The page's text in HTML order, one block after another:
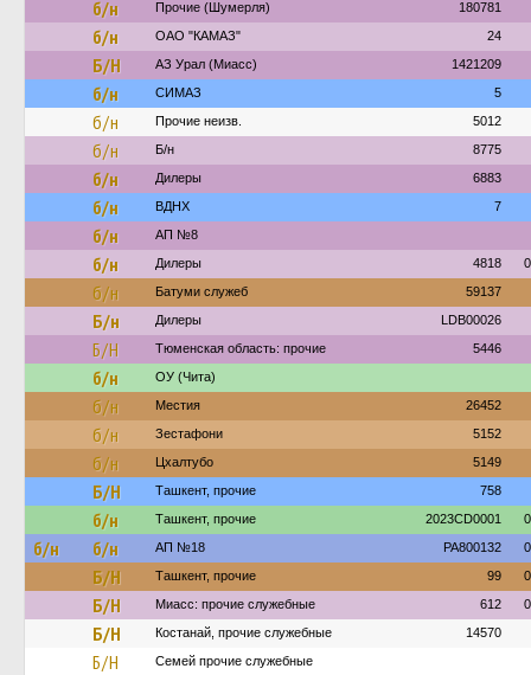
б/н Прочие (Шумерля) 180781
б/н ОАО "КАМАЗ" 24
Б/Н АЗ Урал (Миасс) 1421209
б/н СИМАЗ 5
б/н Прочие неизв. 5012
б/н Б/н 8775
б/н Дилеры 6883
б/н ВДНХ 7
б/н АП №8
б/н Дилеры 4818
б/н Батуми служеб 59137
Б/н Дилеры LDB00026
Б/Н Тюменская область: прочие 5446
б/н ОУ (Чита)
б/н Местия 26452
б/н Зестафони 5152
б/н Цхалтубо 5149
Б/Н Ташкент, прочие 758
б/н Ташкент, прочие 2023CD0001
б/н б/н АП №18 PA800132
Б/Н Ташкент, прочие 99
Б/Н Миасс: прочие служебные 612
Б/Н Костанай, прочие служебные 14570
Б/Н Семей прочие служебные